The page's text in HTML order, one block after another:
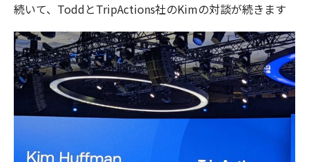
続いて、ToddとTripActions社のKimの対談が続きます